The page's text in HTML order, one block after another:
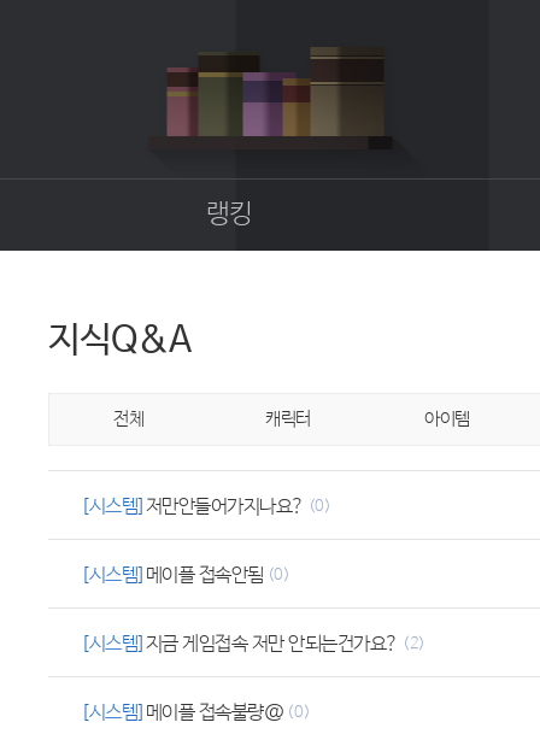
랭킹
지식Q&A
전체 캐릭터 아이템
[시스템] 저만안들어가지나요? (0)
[시스템] 메이플 접속안됨 (0)
[시스템] 지금 게임접속 저만 안되는건가요? (2)
[시스템] 메이플 접속불량@ (0)